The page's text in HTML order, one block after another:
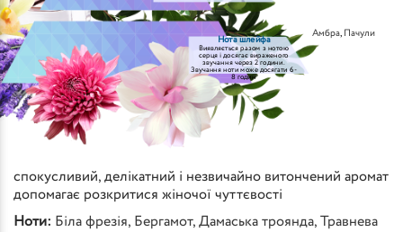
Нота шлейфа
Виявляється разом з нотою
серця і досягає вираженого
звучання через 2 години.
Звучання ноти може досягати 6-
8 годин
Амбра, Пачули
спокусливий, делікатний і незвичайно витончений аромат
допомагає розкритися жіночої чуттєвості
Ноти: Біла фрезія, Бергамот, Дамаська троянда,
Травнева